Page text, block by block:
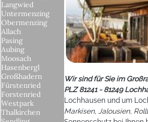
Wir sind für Sie im
PLZ 81241 - 81249
Lochhausen und um
Markisen, Jalousien,
Langwied
Untermenzing
Obermenzing
Allach
Pasing
Aubing
Moosach
Hasenbergl
Großhadern
Fürstenried
Forstenried
Westpark
Thalkirchen